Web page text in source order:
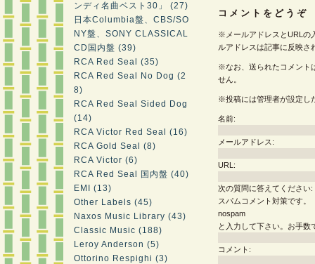
ンディ名曲ベスト30」 (27)
日本Columbia盤、CBS/SO
NY盤、SONY CLASSICAL
CD国内盤 (39)
RCA Red Seal (35)
RCA Red Seal No Dog (2
8)
RCA Red Seal Sided Dog
(14)
RCA Victor Red Seal (16)
RCA Gold Seal (8)
RCA Victor (6)
RCA Red Seal 国内盤 (40)
EMI (13)
Other Labels (45)
Naxos Music Library (43)
Classic Music (188)
Leroy Anderson (5)
Ottorino Respighi (3)
コメントをどうぞ
※メールアドレスとURLの
ルアドレスは記事に反映さ
※なお、送られたコメント
せん。
※投稿には管理者が設定し
名前:
メールアドレス:
URL:
次の質問に答えてください:
スパムコメント対策です。
nospam
と入力して下さい。お手数
コメント: